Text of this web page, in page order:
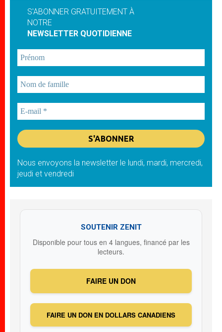
S'ABONNER GRATUITEMENT À
NOTRE
NEWSLETTER QUOTIDIENNE
Nous envoyons la newsletter le lundi, mardi, mercredi,
jeudi et vendredi
SOUTENIR ZENIT
Disponible pour tous en 4 langues, financé par les
lecteurs.
FAIRE UN DON
FAIRE UN DON EN DOLLARS CANADIENS